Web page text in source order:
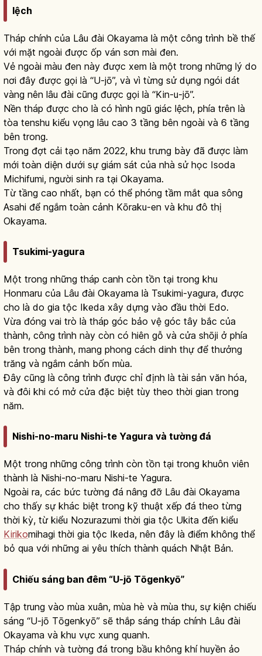
lệch
Tháp chính của Lâu đài Okayama là một công trình bề thế
với mặt ngoài được ốp ván sơn mài đen.
Vẻ ngoài màu đen này được xem là một trong những lý do
nơi đây được gọi là “U-jō”, và vì từng sử dụng ngói dát
vàng nên lâu đài cũng được gọi là “Kin-u-jō”.
Nền tháp được cho là có hình ngũ giác lệch, phía trên là
tòa tenshu kiểu vọng lâu cao 3 tầng bên ngoài và 6 tầng
bên trong.
Trong đợt cải tạo năm 2022, khu trưng bày đã được làm
mới toàn diện dưới sự giám sát của nhà sử học Isoda
Michifumi, người sinh ra tại Okayama.
Từ tầng cao nhất, bạn có thể phóng tầm mắt qua sông
Asahi để ngắm toàn cảnh Kōraku-en và khu đô thị
Okayama.
Tsukimi-yagura
Một trong những tháp canh còn tồn tại trong khu
Honmaru của Lâu đài Okayama là Tsukimi-yagura, được
cho là do gia tộc Ikeda xây dựng vào đầu thời Edo.
Vừa đóng vai trò là tháp góc bảo vệ góc tây bắc của
thành, công trình này còn có hiên gỗ và cửa shōji ở phía
bên trong thành, mang phong cách dinh thự để thưởng
trăng và ngắm cảnh bốn mùa.
Đây cũng là công trình được chỉ định là tài sản văn hóa,
và đôi khi có mở cửa đặc biệt tùy theo thời gian trong
năm.
Nishi-no-maru Nishi-te Yagura và tường đá
Một trong những công trình còn tồn tại trong khuôn viên
thành là Nishi-no-maru Nishi-te Yagura.
Ngoài ra, các bức tường đá nâng đỡ Lâu đài Okayama
cho thấy sự khác biệt trong kỹ thuật xếp đá theo từng
thời kỳ, từ kiểu Nozurazumi thời gia tộc Ukita đến kiểu
Kirikomihagi thời gia tộc Ikeda, nên đây là điểm không thể
bỏ qua với những ai yêu thích thành quách Nhật Bản.
Chiếu sáng ban đêm “U-jō Tōgenkyō”
Tập trung vào mùa xuân, mùa hè và mùa thu, sự kiện chiếu
sáng “U-jō Tōgenkyō” sẽ thắp sáng tháp chính Lâu đài
Okayama và khu vực xung quanh.
Tháp chính và tường đá trong bầu không khí huyền ảo